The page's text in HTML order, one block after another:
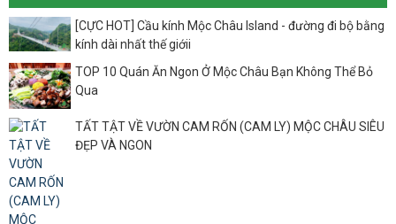
[CỰC HOT] Cầu kính Mộc Châu Island - đường đi bộ bằng
kính dài nhất thế giớii
TOP 10 Quán Ăn Ngon Ở Mộc Châu Bạn Không Thể Bỏ
Qua
TẤT TẬT VỀ VƯỜN CAM RỐN (CAM LY) MỘC CHÂU SIÊU
ĐẸP VÀ NGON